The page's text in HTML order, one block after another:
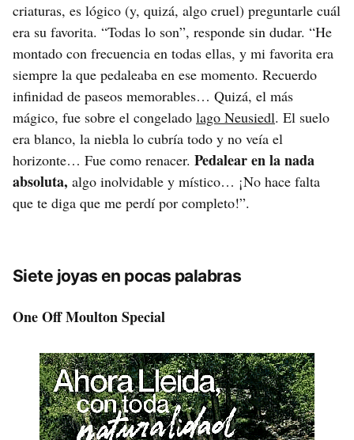
criaturas, es lógico (y, quizá, algo cruel) preguntarle cuál
era su favorita. “Todas lo son”, responde sin dudar. “He
montado con frecuencia en todas ellas, y mi favorita era
siempre la que pedaleaba en ese momento. Recuerdo
infinidad de paseos memorables… Quizá, el más
mágico, fue sobre el congelado lago Neusiedl. El suelo
era blanco, la niebla lo cubría todo y no veía el
horizonte… Fue como renacer. Pedalear en la nada
absoluta, algo inolvidable y místico… ¡No hace falta
que te diga que me perdí por completo!”.
Siete joyas en pocas palabras
One Off Moulton Special